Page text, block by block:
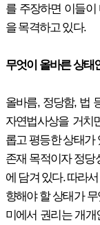
를 주장하면 이들
을 목격하고 있다.
무엇이 올바른 상태
올바름, 정당함, 법
자연법사상을 거치
롭고 평등한 상태가
존재 목적이자 정당
에 담겨 있다. 따라
향해야 할 상태가
미에서 권리는 개